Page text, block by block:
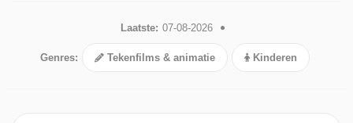
Laatste: 07-08-2026
Genres: Tekenfilms & animatie Kinderen